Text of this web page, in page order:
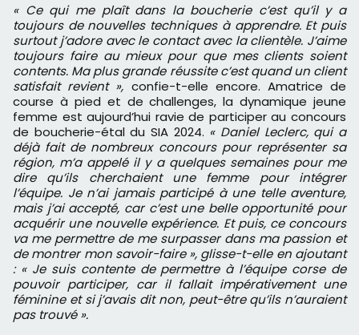
« Ce qui me plaît dans la boucherie c’est qu’il y a
toujours de nouvelles techniques à apprendre. Et puis
surtout j’adore avec le contact avec la clientèle. J’aime
toujours faire au mieux pour que mes clients soient
contents. Ma plus grande réussite c’est quand un client
satisfait revient », confie-t-elle encore. Amatrice de
course à pied et de challenges, la dynamique jeune
femme est aujourd’hui ravie de participer au concours
de boucherie-étal du SIA 2024. « Daniel Leclerc, qui a
déjà fait de nombreux concours pour représenter sa
région, m’a appelé il y a quelques semaines pour me
dire qu’ils cherchaient une femme pour intégrer
l’équipe. Je n’ai jamais participé à une telle aventure,
mais j’ai accepté, car c’est une belle opportunité pour
acquérir une nouvelle expérience. Et puis, ce concours
va me permettre de me surpasser dans ma passion et
de montrer mon savoir-faire », glisse-t-elle en ajoutant
: « Je suis contente de permettre à l’équipe corse de
pouvoir participer, car il fallait impérativement une
féminine et si j’avais dit non, peut-être qu’ils n’auraient
pas trouvé ».